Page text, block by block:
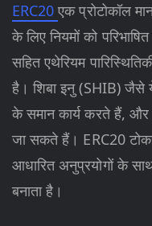
ERC20एक प्रोटोकॉल
के लिए नियमों को
सहित एथेरियम
है। शिबा इनु (SHIB) जैसे
के समान कार्य करते हैं, और
जा सकते हैं। ERC20
आधारित अनुप्रयोगों के
बनाता है।